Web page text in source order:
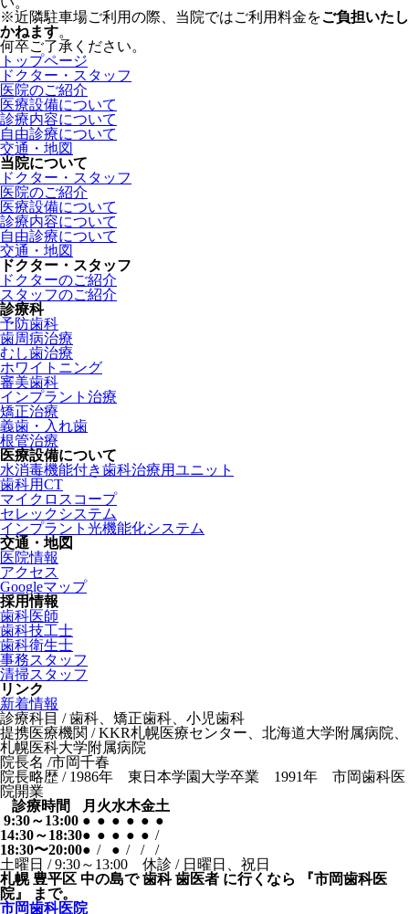
※近隣駐車場ご利用の際、 当院ではご利用料金をご負担いたし
かねます。
何卒ご了承ください。
トップページ
ドクター・スタッフ
医院のご紹介
医療設備について
診療内容について
自由診療について
交通・地図
当院について
ドクター・スタッフ
医院のご紹介
医療設備について
診療内容について
自由診療について
交通・地図
ドクター・スタッフ
ドクターのご紹介
スタッフのご紹介
診療科
予防歯科
歯周病治療
むし歯治療
ホワイトニング
審美歯科
インプラント治療
矯正治療
義歯・入れ歯
根管治療
医療設備について
水消毒機能付き歯科治療用ユニット
歯科用CT
マイクロスコープ
セレックシステム
インプラント光機能化システム
交通・地図
医院情報
アクセス
Googleマップ
採用情報
歯科医師
歯科技工士
歯科衛生士
事務スタッフ
清掃スタッフ
リンク
新着情報
診療科目 / 歯科、矯正歯科、小児歯科
提携医療機関 / KKR札幌医療センター、北海道大学附属病院、
札幌医科大学附属病院
院長名 /市岡千春
院長略歴 / 1986年 東日本学園大学卒業 1991年 市岡歯科医
院開業
診療時間
月 火水木金土
9:30～13:00 ● ● ● ● ● ●
14:30～18:30● ● ● ● ● /
18:30〜20:00● / ● / /
/
土曜日 / 9:30～13:00 休診 / 日曜日、祝日
札幌 豊平区 中の島で 歯科 歯医者 に行くなら 『市岡歯科医
院』 まで。
市岡歯科医院